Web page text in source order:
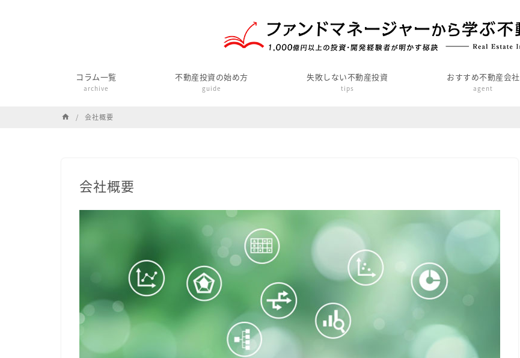
コラム一覧
archive
不動産投資の始め方
guide
失敗しない不動産投資
tips
おすすめ不動産会社
agent
home 会社概要
会社概要